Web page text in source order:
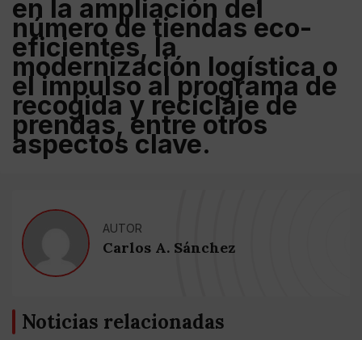
en la ampliación del
número de tiendas eco-
eficientes, la
modernización logística o
el impulso al programa de
recogida y reciclaje de
prendas, entre otros
aspectos clave.
AUTOR
Carlos A. Sánchez
Noticias relacionadas